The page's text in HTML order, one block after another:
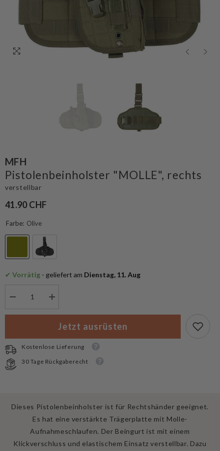
MFH
Pistolenbeinholster "MOLLE", rechts
verstellbar
41.90 CHF
Farbe: Olive
✔ Vorrätig - geliefert am Dienstag, 11. Aug
für
Pistolenbeinholster
MOLLE,
rechts
Menge
für
MFH
Pistolenbeinholster
MOLLE,
rechts
Jetzt ausrüsten
Kostenlose Lieferung
30 Tage Rückgaberecht
Dieses Pistolenbeinholster ist für Rechtshänder geeignet.
Es hat eine verstärkte Trägerplatte mit Molle-
Aufnahmeschlaufen. Der Beingurt ist mit einem
Klickverschluss und elastischem Einsatz verstellbar. Dazu